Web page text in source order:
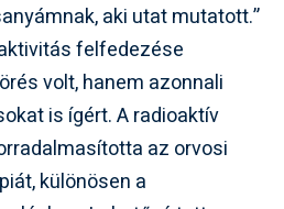
aki utat mutatott.”
felfedezése
volt, hanem azonnali
is ígért. A radioaktív
az orvosi
különösen a